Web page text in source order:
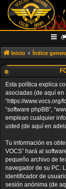
Inicio Índice
Esta política explica
asociadas (de aquí en
“https://www.vocs.org/
“software phpBB”,
emplean cualquier
usted (de aquí en
Tu información es
VOCS” hará al
pequeño archivo de
navegador de su PC.
identificador de
sesión anónima (de